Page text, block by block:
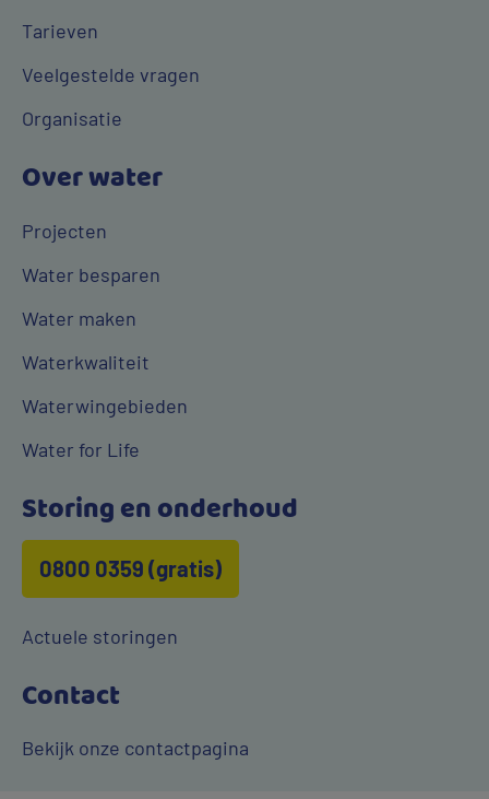
Tarieven
Veelgestelde vragen
Organisatie
Over water
Projecten
Water besparen
Water maken
Waterkwaliteit
Waterwingebieden
Water for Life
Storing en onderhoud
0800 0359 (gratis)
Actuele storingen
Contact
Bekijk onze contactpagina